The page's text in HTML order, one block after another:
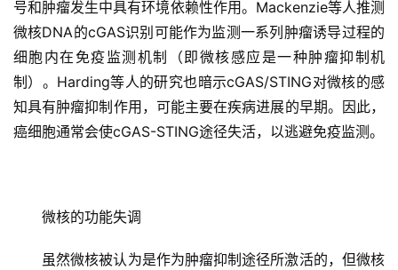
号和肿瘤发生中具有环境依赖性作用。Mackenzie等人推测
微核DNA的cGAS识别可能作为监测一系列肿瘤诱导过程的
细胞内在免疫监测机制（即微核感应是一种肿瘤抑制机
制）。Harding等人的研究也暗示cGAS/STING对微核的感
知具有肿瘤抑制作用，可能主要在疾病进展的早期。因此，
癌细胞通常会使cGAS-STING途径失活，以逃避免疫监测。
微核的功能失调
虽然微核被认为是作为肿瘤抑制途径所激活的，但微核